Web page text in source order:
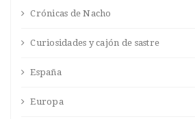
Crónicas de Nacho
Curiosidades y cajón de sastre
España
Europa